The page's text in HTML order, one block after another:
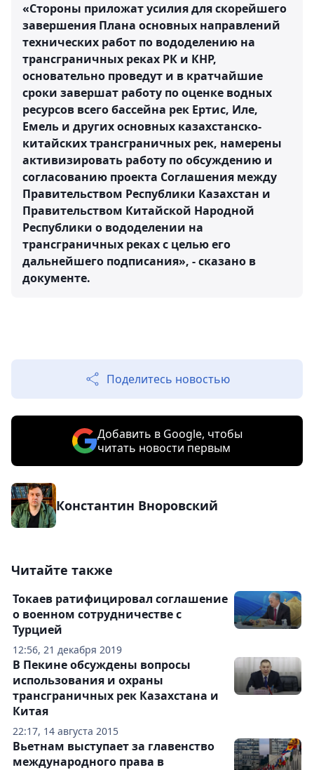
«Стороны приложат усилия для скорейшего
завершения Плана основных направлений
технических работ по вододелению на
трансграничных реках РК и КНР,
основательно проведут и в кратчайшие
сроки завершат работу по оценке водных
ресурсов всего бассейна рек Ертис, Иле,
Емель и других основных казахстанско-
китайских трансграничных рек, намерены
активизировать работу по обсуждению и
согласованию проекта Соглашения между
Правительством Республики Казахстан и
Правительством Китайской Народной
Республики о вододелении на
трансграничных реках с целью его
дальнейшего подписания», - сказано в
документе.
Поделитесь новостью
Добавить в Google, чтобы
читать новости первым
Константин Вноровский
Читайте также
12:56, 21 декабря 2019
Токаев ратифицировал соглашение
о военном сотрудничестве с
Турцией
22:17, 14 августа 2015
В Пекине обсуждены вопросы
использования и охраны
трансграничных рек Казахстана и
Китая
Вьетнам выступает за главенство
международного права в